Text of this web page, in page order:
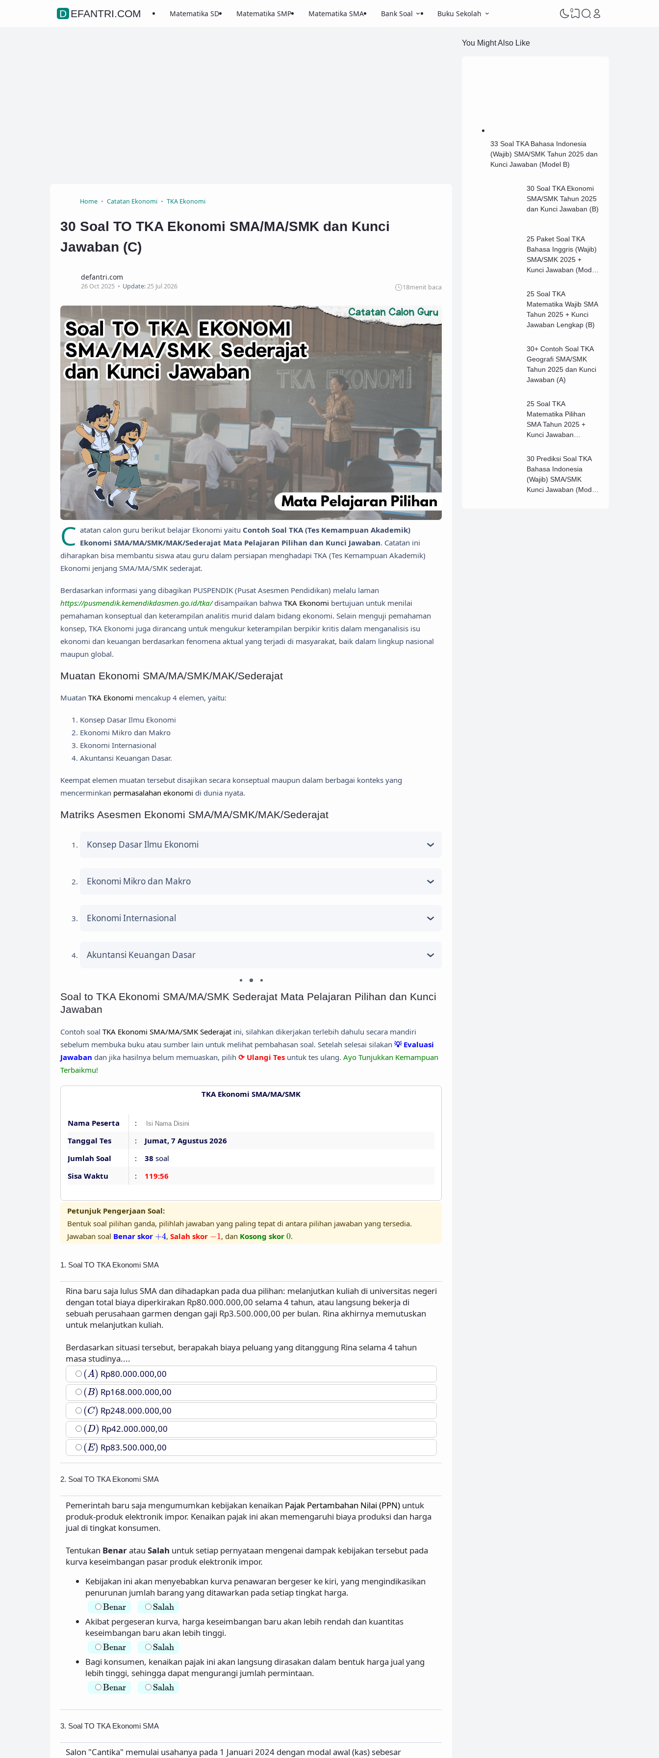
DEFANTRI.COM Matematika SD Matematika SMP Matematika SMA Bank Soal Buku Sekolah 0
Home Catatan Ekonomi TKA Ekonomi
30 Soal TO TKA Ekonomi SMA/MA/SMK dan Kunci
Jawaban (C)
defantri.com
26 Oct 2025 Update:25 Jul 2026 18menit baca
C atatan calon guru berikut belajar Ekonomi yaitu Contoh Soal TKA (Tes Kemampuan Akademik)
Ekonomi SMA/MA/SMK/MAK/Sederajat Mata Pelajaran Pilihan dan Kunci Jawaban. Catatan ini
diharapkan bisa membantu siswa atau guru dalam persiapan menghadapi TKA (Tes Kemampuan Akademik)
Ekonomi jenjang SMA/MA/SMK sederajat.
Berdasarkan informasi yang dibagikan PUSPENDIK (Pusat Asesmen Pendidikan) melalu laman
https://pusmendik.kemendikdasmen.go.id/tka/disampaikan bahwa TKA Ekonomi bertujuan untuk menilai
pemahaman konseptual dan keterampilan analitis murid dalam bidang ekonomi. Selain menguji pemahaman
konsep, TKA Ekonomi juga dirancang untuk mengukur keterampilan berpikir kritis dalam menganalisis isu
ekonomi dan keuangan berdasarkan fenomena aktual yang terjadi di masyarakat, baik dalam lingkup nasional
maupun global.
Muatan Ekonomi SMA/MA/SMK/MAK/Sederajat
Muatan TKA Ekonomi mencakup 4 elemen, yaitu:
Konsep Dasar Ilmu Ekonomi
Ekonomi Mikro dan Makro
Ekonomi Internasional
Akuntansi Keuangan Dasar.
Keempat elemen muatan tersebut disajikan secara konseptual maupun dalam berbagai konteks yang
mencerminkan permasalahan ekonomi di dunia nyata.
Matriks Asesmen Ekonomi SMA/MA/SMK/MAK/Sederajat
Konsep Dasar Ilmu Ekonomi
Ekonomi Mikro dan Makro
Ekonomi Internasional
Akuntansi Keuangan Dasar
Soal to TKA Ekonomi SMA/MA/SMK Sederajat Mata Pelajaran Pilihan dan Kunci
Jawaban
Contoh soal TKA Ekonomi SMA/MA/SMK Sederajat ini, silahkan dikerjakan terlebih dahulu secara mandiri
sebelum membuka buku atau sumber lain untuk melihat pembahasan soal. Setelah selesai silakan 💡 Evaluasi
Jawaban dan jika hasilnya belum memuaskan, pilih ⟳ Ulangi Tes untuk tes ulang. Ayo Tunjukkan Kemampuan
Terbaikmu!
TKA Ekonomi SMA/MA/SMK
Nama Peserta
:
Tanggal Tes
: Jumat, 7 Agustus 2026
Jumlah Soal
: 38 soal
Sisa Waktu
: 119:55
Petunjuk Pengerjaan Soal:
Bentuk soal pilihan ganda, pilihlah jawaban yang paling tepat di antara pilihan jawaban yang tersedia.
Jawaban soal Benar skor +4
+ 4 , Salah skor −1
1 , dan Kosong skor 0
0.
1. Soal TO TKA Ekonomi SMA
Rina baru saja lulus SMA dan dihadapkan pada dua pilihan: melanjutkan kuliah di universitas negeri
dengan total biaya diperkirakan Rp80.000.000,00 selama 4 tahun, atau langsung bekerja di
sebuah perusahaan garmen dengan gaji Rp3.500.000,00 per bulan. Rina akhirnya memutuskan
untuk melanjutkan kuliah.
Berdasarkan situasi tersebut, berapakah biaya peluang yang ditanggung Rina selama 4 tahun
masa studinya....
(A)
(A) Rp80.000.000,00
(B)
(B) Rp168.000.000,00
(C)
(C) Rp248.000.000,00
(D)
(D) Rp42.000.000,00
( E)
(E) Rp83.500.000,00
2. Soal TO TKA Ekonomi SMA
Pemerintah baru saja mengumumkan kebijakan kenaikan Pajak Pertambahan Nilai (PPN)untuk
produk-produk elektronik impor. Kenaikan pajak ini akan memengaruhi biaya produksi dan harga
jual di tingkat konsumen.
Tentukan Benaratau Salah untuk setiap pernyataan mengenai dampak kebijakan tersebut pada
kurva keseimbangan pasar produk elektronik impor.
Kebijakan ini akan menyebabkan kurva penawaran bergeser ke kiri, yang mengindikasikan
penurunan jumlah barang yang ditawarkan pada setiap tingkat harga.
Benar
Benar Salah
Salah
Akibat pergeseran kurva, harga keseimbangan baru akan lebih rendah dan kuantitas
keseimbangan baru akan lebih tinggi.
Benar
Benar Salah
Salah
Bagi konsumen, kenaikan pajak ini akan langsung dirasakan dalam bentuk harga jual yang
lebih tinggi, sehingga dapat mengurangi jumlah permintaan.
Benar
Benar Salah
Salah
3. Soal TO TKA Ekonomi SMA
Salon "Cantika" memulai usahanya pada 1 Januari 2024 dengan modal awal (kas) sebesar
You Might Also Like
33 Soal TKA Bahasa Indonesia
(Wajib) SMA/SMK Tahun 2025 dan
Kunci Jawaban (Model B)
30 Soal TKA Ekonomi
SMA/SMK Tahun 2025
dan Kunci Jawaban (B)
25 Paket Soal TKA
Bahasa Inggris (Wajib)
SMA/SMK 2025 +
Kunci Jawaban (Model
25 Soal TKA
Matematika Wajib SMA
Tahun 2025 + Kunci
Jawaban Lengkap (B)
30+ Contoh Soal TKA
Geografi SMA/SMK
Tahun 2025 dan Kunci
Jawaban (A)
25 Soal TKA
Matematika Pilihan
SMA Tahun 2025 +
Kunci Jawaban
30 Prediksi Soal TKA
Bahasa Indonesia
(Wajib) SMA/SMK
Kunci Jawaban (Model